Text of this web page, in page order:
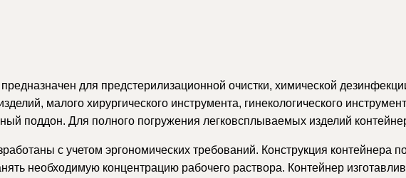
предназначен для предстерилизационной очистки, химической
малого хирургического инструмента, гинекологического
поддон. Для полного погружения легковсплываемых изделий
с учетом эргономических требований. Конструкция контейнера
необходимую концентрацию рабочего раствора. Контейнер